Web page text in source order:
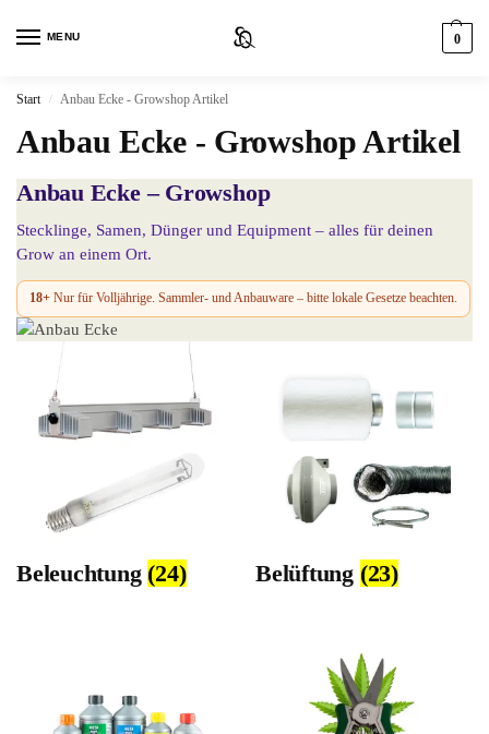
MENU 0
Start / Anbau Ecke - Growshop Artikel
Anbau Ecke - Growshop Artikel
Anbau Ecke – Growshop
Stecklinge, Samen, Dünger und Equipment – alles für deinen
Grow an einem Ort.
18+ Nur für Volljährige. Sammler- und Anbauware – bitte lokale Gesetze beachten.
Beleuchtung (24) Belüftung (23)